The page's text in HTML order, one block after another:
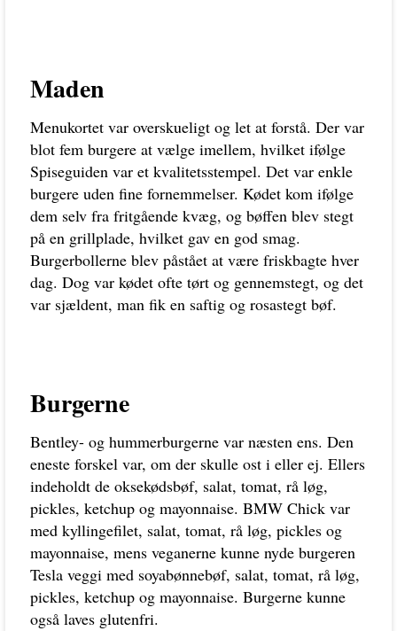
Maden
Menukortet var overskueligt og let at forstå. Der var
blot fem burgere at vælge imellem, hvilket ifølge
Spiseguiden var et kvalitetsstempel. Det var enkle
burgere uden fine fornemmelser. Kødet kom ifølge
dem selv fra fritgående kvæg, og bøffen blev stegt
på en grillplade, hvilket gav en god smag.
Burgerbollerne blev påstået at være friskbagte hver
dag. Dog var kødet ofte tørt og gennemstegt, og det
var sjældent, man fik en saftig og rosastegt bøf.
Burgerne
Bentley- og hummerburgerne var næsten ens. Den
eneste forskel var, om der skulle ost i eller ej. Ellers
indeholdt de oksekødsbøf, salat, tomat, rå løg,
pickles, ketchup og mayonnaise. BMW Chick var
med kyllingefilet, salat, tomat, rå løg, pickles og
mayonnaise, mens veganerne kunne nyde burgeren
Tesla veggi med soyabønnebøf, salat, tomat, rå løg,
pickles, ketchup og mayonnaise. Burgerne kunne
også laves glutenfri.